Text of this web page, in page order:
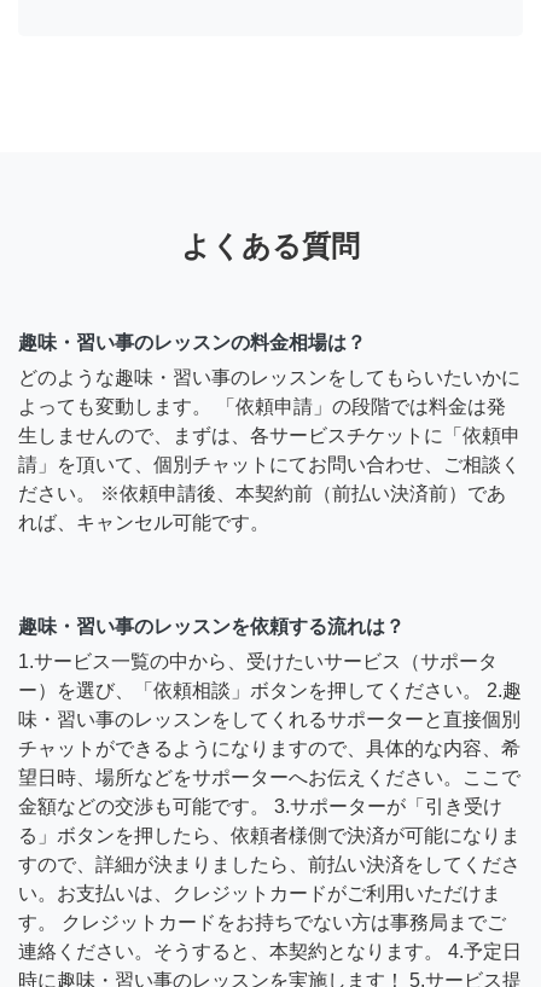
よくある質問
趣味・習い事のレッスンの料金相場は？
どのような趣味・習い事のレッスンをしてもらいたいかに
よっても変動します。 「依頼申請」の段階では料金は発
生しませんので、まずは、各サービスチケットに「依頼申
請」を頂いて、個別チャットにてお問い合わせ、ご相談く
ださい。 ※依頼申請後、本契約前（前払い決済前）であ
れば、キャンセル可能です。
趣味・習い事のレッスンを依頼する流れは？
1.サービス一覧の中から、受けたいサービス（サポータ
ー）を選び、「依頼相談」ボタンを押してください。 2.趣
味・習い事のレッスンをしてくれるサポーターと直接個別
チャットができるようになりますので、具体的な内容、希
望日時、場所などをサポーターへお伝えください。ここで
金額などの交渉も可能です。 3.サポーターが「引き受け
る」ボタンを押したら、依頼者様側で決済が可能になりま
すので、詳細が決まりましたら、前払い決済をしてくださ
い。お支払いは、クレジットカードがご利用いただけま
す。 クレジットカードをお持ちでない方は事務局までご
連絡ください。そうすると、本契約となります。 4.予定日
時に趣味・習い事のレッスンを実施します！ 5.サービス提